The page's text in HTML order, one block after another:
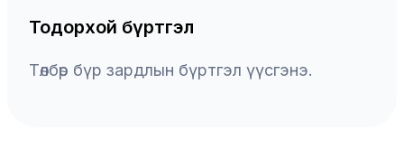
Тодорхой бүртгэл
Төлбөр бүр зардлын бүртгэл үүсгэнэ.